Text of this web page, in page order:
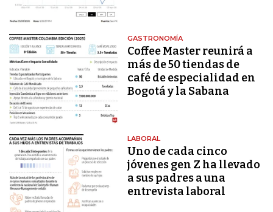
GASTRONOMÍA
Coffee Master reunirá a
más de 50 tiendas de
café de especialidad en
Bogotá y la Sabana
LABORAL
Uno de cada cinco
jóvenes gen Z ha llevado
a sus padres a una
entrevista laboral